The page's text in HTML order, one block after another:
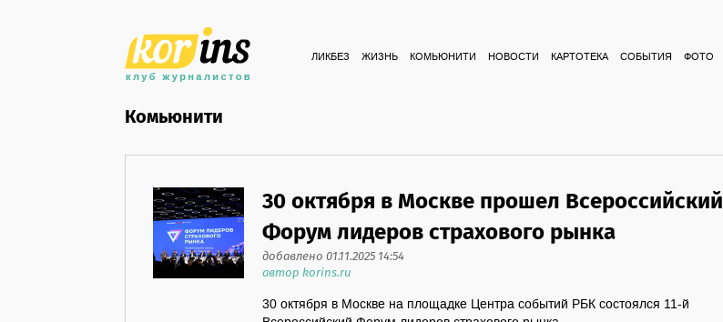
ЛИКБЕЗ ЖИЗНЬ КОМЬЮНИТИ НОВОСТИ КАРТОТЕКА СОБЫТИЯ ФОТО
Комьюнити
30 октября в Москве прошел Всероссийский
Форум лидеров страхового рынка
добавлено 01.11.2025 14:54
автор korins.ru
30 октября в Москве на площадке Центра событий РБК состоялся 11-й